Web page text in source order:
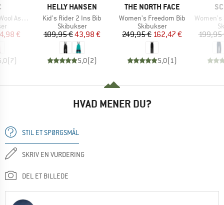
Ski Pants
pris
€
(7)
MÆRKE
HELLY HANSEN
Artikel
Kid's Rider 2 Ins Bib
Produktgruppe
Skibukser
Pris
109,95 €Nedsat pris
43,98 €
5,0(2)
MÆRKE
THE NORTH FACE
Artikel
Women's Freedom Bib
Produktgruppe
Skibukser
Pris
249,95 €Nedsat pris
162,47 €
5,0(1)
Artikel
Women's
199,95
HVAD MENER DU?
STIL ET SPØRGSMÅL
SKRIV EN VURDERING
DEL ET BILLEDE